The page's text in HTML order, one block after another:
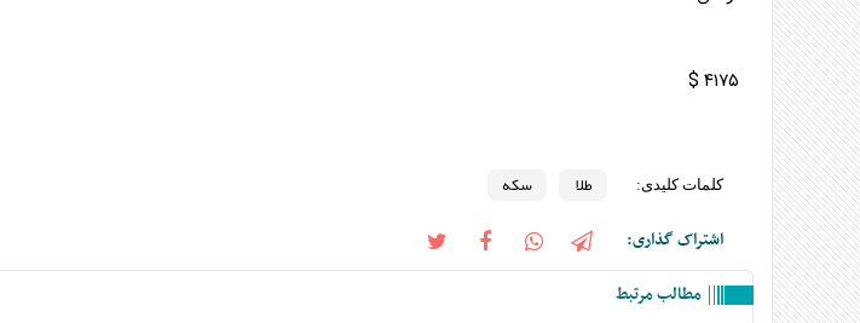
۴۱۷۵ $
کلمات کلیدی: طلا سکه
اشتراک گذاری:
مطالب مرتبط